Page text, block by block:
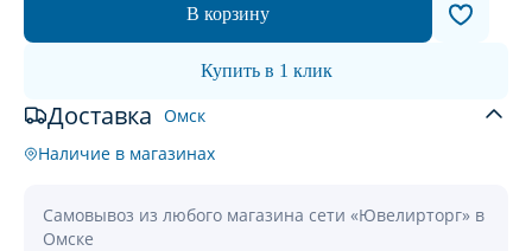
В корзину
Купить в 1 клик
Доставка Омск
Наличие в магазинах
Самовывоз из любого магазина сети «Ювелирторг» в
Омске